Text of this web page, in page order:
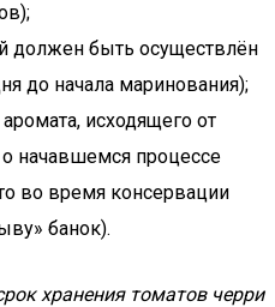
должен быть осуществлён
до начала маринования);
исходящего от
начавшемся процессе
во время консервации
банок).
хранения томатов черри